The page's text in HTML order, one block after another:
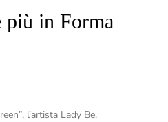
più in Forma
l’artista Lady Be.